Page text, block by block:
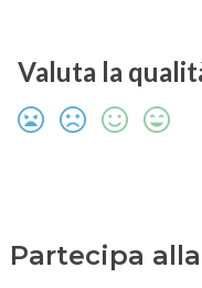
Valuta la
Partecipa